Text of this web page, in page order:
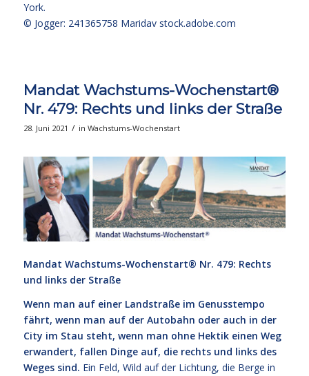
York.
© Jogger: 241365758 Maridav stock.adobe.com
Mandat Wachstums-Wochenstart®
Nr. 479: Rechts und links der Straße
28. Juni 2021 / in Wachstums-Wochenstart
Mandat Wachstums-Wochenstart® Nr. 479: Rechts
und links der Straße
Wenn man auf einer Landstraße im Genusstempo
fährt, wenn man auf der Autobahn oder auch in der
City im Stau steht, wenn man ohne Hektik einen Weg
erwandert, fallen Dinge auf, die rechts und links des
Weges sind. Ein Feld, Wild auf der Lichtung, die Berge in